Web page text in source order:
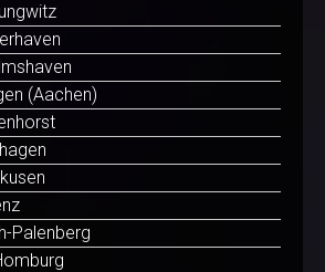
(Aachen)
Palenberg